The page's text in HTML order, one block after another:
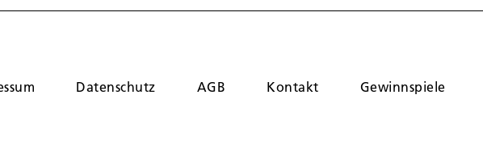
Datenschutz AGB Kontakt Gewinnspiele